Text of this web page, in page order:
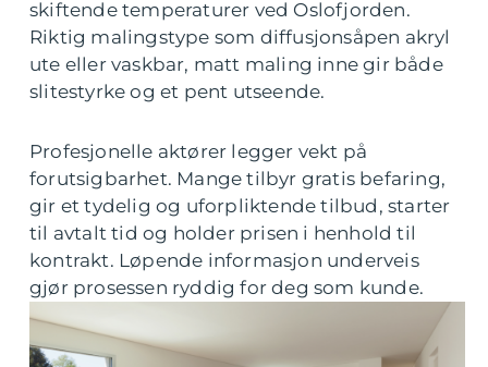
skiftende temperaturer ved Oslofjorden.
Riktig malingstype som diffusjonsåpen akryl
ute eller vaskbar, matt maling inne gir både
slitestyrke og et pent utseende.
Profesjonelle aktører legger vekt på
forutsigbarhet. Mange tilbyr gratis befaring,
gir et tydelig og uforpliktende tilbud, starter
til avtalt tid og holder prisen i henhold til
kontrakt. Løpende informasjon underveis
gjør prosessen ryddig for deg som kunde.